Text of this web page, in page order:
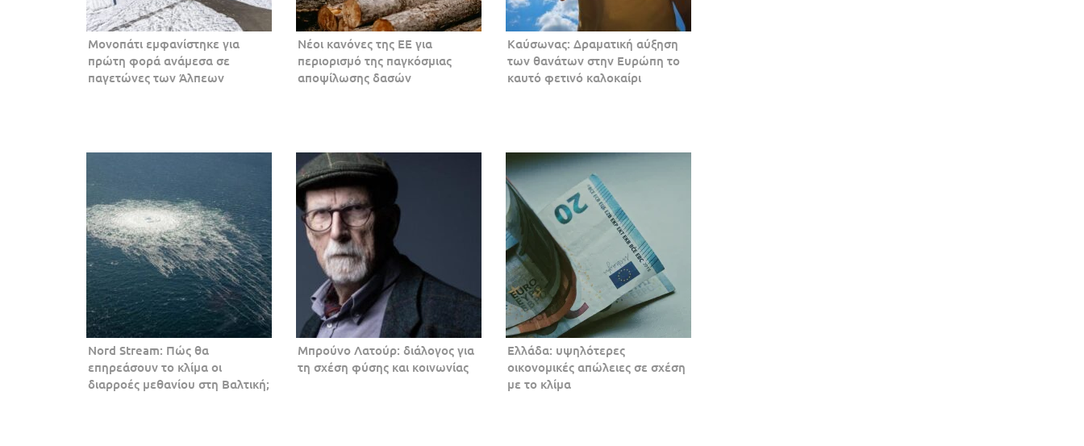
Μονοπάτι εμφανίστηκε για
πρώτη φορά ανάμεσα σε
παγετώνες των Άλπεων
Νέοι κανόνες της ΕΕ για
περιορισμό της παγκόσμιας
αποψίλωσης δασών
Καύσωνας: Δραματική αύξηση
των θανάτων στην Ευρώπη το
καυτό φετινό καλοκαίρι
Nord Stream: Πώς θα
επηρεάσουν το κλίμα οι
διαρροές μεθανίου στη Βαλτική;
Μπρούνο Λατούρ: διάλογος για
τη σχέση φύσης και κοινωνίας
Ελλάδα: υψηλότερες
οικονομικές απώλειες σε σχέση
με το κλίμα